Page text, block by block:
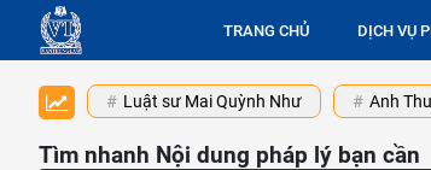
TRANG CHỦ DỊCH VỤ
Luật sư Mai Quỳnh Như Anh
Tìm nhanh Nội dung pháp lý bạn cần